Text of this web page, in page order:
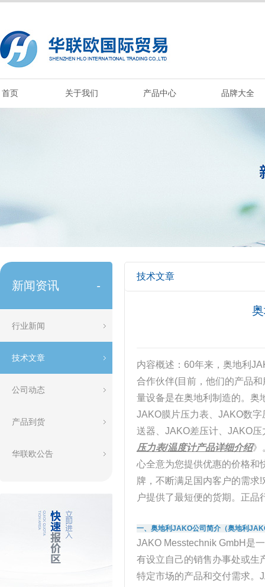
首页 关于我们 产品中心 品牌大全
新闻资讯 -
行业新闻
技术文章
公司动态
产品到货
华联欧公告
技术文章
内容概述：60年来，奥地利
合作伙伴(目前，他们的产品
量设备是在奥地利制造的。奥
JAKO膜片压力表、JAKO数
送器、JAKO差压计、JAKO
压力表/温度计产品详细介绍》
心全意为您提供优惠的价格和
牌，不断满足国内客户的需
户提供了最短便的货期。正
一、奥地利JAKO公司简介（奥地利
JAKO Messtechnik GmbH是
有设立自己的销售办事处或生
特定市场的产品和交付需求。